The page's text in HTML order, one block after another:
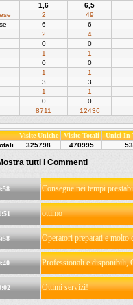
1,6
6,5
2
49
6
6
2
4
0
0
1
1
0
0
1
1
3
3
1
1
0
0
8711 12436
Visite Uniche Visite Totali
Unici In
325798 470995
tutti i Commenti
Consegne nei tempi
ottimo
Operatori preparati e molto
Professionali e disponibili,
Ottimi servizi!